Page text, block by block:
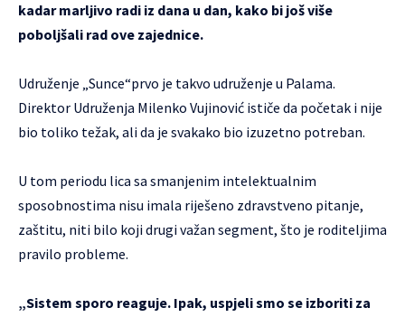
kadar marljivo radi iz dana u dan, kako bi još više
poboljšali rad ove zajednice.
Udruženje „Sunce“prvo je takvo udruženje u Palama.
Direktor Udruženja Milenko Vujinović ističe da početak i nije
bio toliko težak, ali da je svakako bio izuzetno potreban.
U tom periodu lica sa smanjenim intelektualnim
sposobnostima nisu imala riješeno zdravstveno pitanje,
zaštitu, niti bilo koji drugi važan segment, što je roditeljima
pravilo probleme.
„Sistem sporo reaguje. Ipak, uspjeli smo se izboriti za